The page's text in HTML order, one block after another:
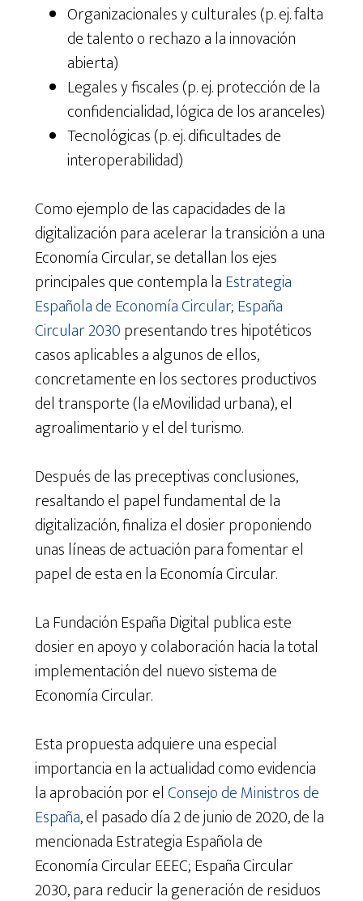
Organizacionales y culturales (p. ej. falta
de talento o rechazo a la innovación
abierta)
Legales y fiscales (p. ej. protección de la
confidencialidad, lógica de los aranceles)
Tecnológicas (p. ej. dificultades de
interoperabilidad)
Como ejemplo de las capacidades de la
digitalización para acelerar la transición a una
Economía Circular, se detallan los ejes
principales que contempla laEstrategia
Española de Economía Circular; España
Circular 2030presentando tres hipotéticos
casos aplicables a algunos de ellos,
concretamente en los sectores productivos
del transporte (la eMovilidad urbana), el
agroalimentario y el del turismo.
Después de las preceptivas conclusiones,
resaltando el papel fundamental de la
digitalización, finaliza el dosier proponiendo
unas líneas de actuación para fomentar el
papel de esta en la Economía Circular.
La Fundación España Digital publica este
dosier en apoyo y colaboración hacia la total
implementación del nuevo sistema de
Economía Circular.
Esta propuesta adquiere una especial
importancia en la actualidad como evidencia
la aprobación por elConsejo de Ministros de
España, el pasado día 2 de junio de 2020, de la
mencionada Estrategia Española de
Economía Circular EEEC; España Circular
2030, para reducir la generación de residuos